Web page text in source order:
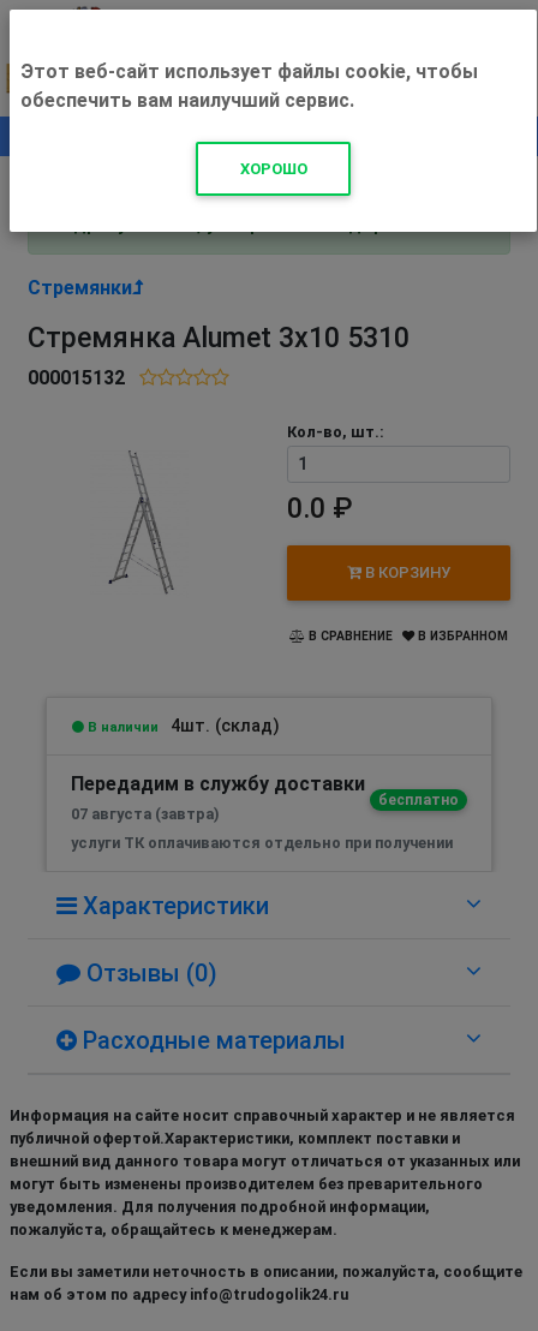
+500 ₽
Внимание! С 3 августа магазин работает по
Стремянки
Стремянка Alumet 3х10 5310
000015132
Кол-во, шт.:
0.0 ₽
В КОРЗИНУ
В СРАВНЕНИЕ В ИЗБРАННОМ
В наличии 4шт. (склад)
Передадим в службу доставки
бесплатно
07 августа (завтра)
услуги ТК оплачиваются отдельно при получении
Характеристики
Отзывы (0)
Расходные материалы
Информация на сайте носит справочный характер и не является
публичной офертой.Характеристики, комплект поставки и
внешний вид данного товара могут отличаться от указанных или
могут быть изменены производителем без преварительного
уведомления. Для получения подробной информации,
пожалуйста, обращайтесь к менеджерам.
Если вы заметили неточность в описании, пожалуйста, сообщите
нам об этом по адресу info@trudogolik24.ru
Этот веб-сайт использует файлы cookie, чтобы
обеспечить вам наилучший сервис.
ХОРОШО